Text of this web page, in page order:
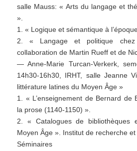
salle Mauss: « Arts du langage et
».
1. « Logique et sémantique à
2. « Langage et politique
collaboration de Martin Rueff et de
— Anne-Marie Turcan-Verkerk,
14h30-16h30, IRHT, salle Jeanne
littérature latines du Moyen Âge »
1. « L’enseignement de Bernard de
la prose (1140-1150) ».
2. « Catalogues de bibliothèques
Moyen Âge ». Institut de recherche et
Séminaires